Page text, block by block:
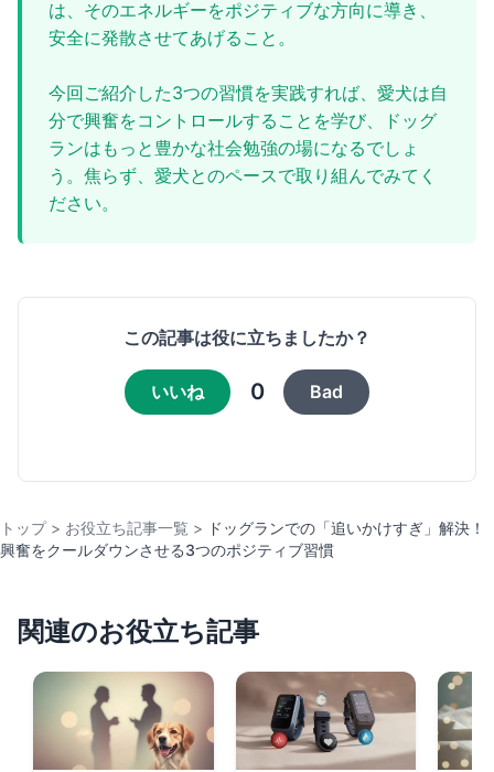
は、そのエネルギーをポジティブな方向に導き、
安全に発散させてあげること。
今回ご紹介した3つの習慣を実践すれば、愛犬は自
分で興奮をコントロールすることを学び、ドッグ
ランはもっと豊かな社会勉強の場になるでしょ
う。焦らず、愛犬とのペースで取り組んでみてく
ださい。
この記事は役に立ちましたか？
いいね 0 Bad
トップ > お役立ち記事一覧 > ドッグランでの「追いかけすぎ」解決！
興奮をクールダウンさせる3つのポジティブ習慣
関連のお役立ち記事